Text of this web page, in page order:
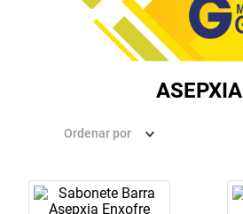
ASEPXIA
Ordenar por
mounjaro
rosuvastatina 20mg
dipirona
lola